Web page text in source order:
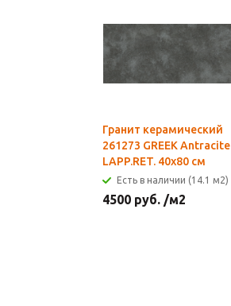
Гранит керамический
261273 GREEK Antracite
LAPP.RET. 40x80 см
Есть в наличии (14.1 м2)
4500 руб. /м2